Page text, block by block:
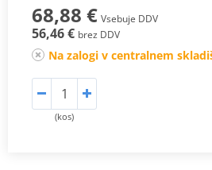
68,88 € Vsebuje DDV
56,46 € brez DDV
Na zalogi v centralnem
(kos)